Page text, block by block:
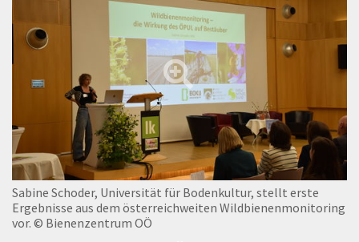
Sabine Schoder, Universität für Bodenkultur, stellt erste
Ergebnisse aus dem österreichweiten Wildbienenmonitoring
vor. © Bienenzentrum OÖ